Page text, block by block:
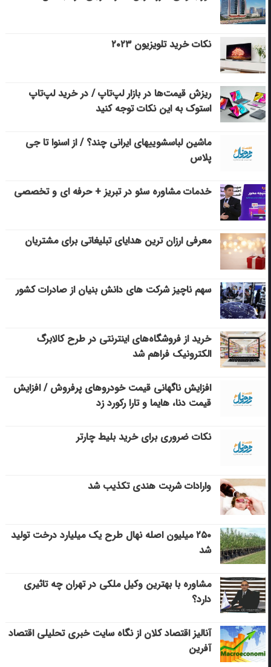
نکات خرید تلویزیون ۲۰۲۳
ریزش قیمت‌ها در بازار لپ‌تاپ / در خرید لپ‌تاپ
استوک به این نکات توجه کنید
ماشین لباسشویی‎های ایرانی چند؟ / از اسنوا تا جی
پلاس
خدمات مشاوره سئو در تبریز + حرفه ای و تخصصی
معرفی ارزان ترین هدایای تبلیغاتی برای مشتریان
سهم ناچیز شرکت های دانش بنیان از صادرات کشور
خرید از فروشگاه‌های اینترنتی در طرح کالابرگ
الکترونیک فراهم شد
افزایش ناگهانی قیمت خودروهای پرفروش / افزایش
قیمت دنا، هایما و تارا رکورد زد
نکات ضروری برای خرید بلیط چارتر
وارادات شربت هندی تکذیب شد
۲۵۰ میلیون اصله نهال طرح یک میلیارد درخت تولید
شد
مشاوره با بهترین وکیل ملکی در تهران چه تاثیری
دارد؟
آنالیز اقتصاد کلان از نگاه سایت خبری تحلیلی اقتصاد
آفرین